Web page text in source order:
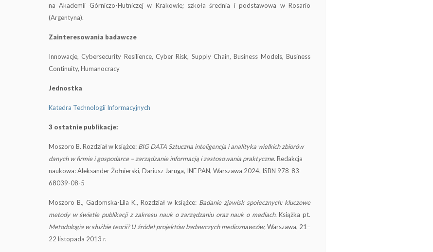
na Akademii Górniczo-Hutniczej w Krakowie; szkoła średnia i podstawowa w Rosario
(Argentyna).
Zainteresowania badawcze
Innowacje, Cybersecurity Resilience, Cyber Risk, Supply Chain, Business Models, Business
Continuity, Humanocracy
Jednostka
Katedra Technologii Informacyjnych
3 ostatnie publikacje:
Moszoro B. Rozdział w książce: BIG DATA Sztuczna inteligencja i analityka wielkich zbiorów
danych w firmie i gospodarce – zarządzanie informacją i zastosowania praktyczne. Redakcja
naukowa: Aleksander Żołnierski, Dariusz Jaruga, INE PAN, Warszawa 2024, ISBN 978-83-
68039-08-5
Moszoro B., Gadomska-Lila K., Rozdział w książce: Badanie zjawisk społecznych: kluczowe
metody w świetle publikacji z zakresu nauk o zarządzaniu oraz nauk o mediach. Książka pt.
Metodologia w służbie teorii? U źródeł projektów badawczych medioznawców, Warszawa, 21–
22 listopada 2013 r.